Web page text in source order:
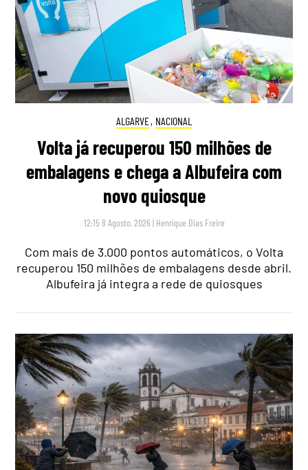
ALGARVE, NACIONAL
Volta já recuperou 150 milhões de
embalagens e chega a Albufeira com
novo quiosque
12:15 8 Agosto, 2026 | Henrique Dias Freire
Com mais de 3.000 pontos automáticos, o Volta
recuperou 150 milhões de embalagens desde abril.
Albufeira já integra a rede de quiosques